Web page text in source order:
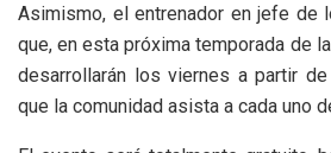
Asimismo, el entrenador en jefe de
que, en esta próxima temporada de
desarrollarán los viernes a partir
que la comunidad asista a cada uno